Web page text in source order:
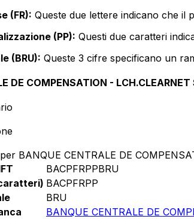
(FR): Queste due lettere indicano che il
(PP): Questi due caratteri
(BRU): Queste 3 cifre specificano un
DE COMPENSATION - LCH.CLEARNET
BANQUE CENTRALE DE
BACPFRPPBRU
BACPFRPP
BRU
BANQUE CENTRALE DE